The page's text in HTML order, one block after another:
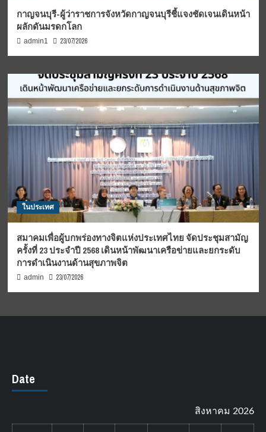
กาญจนบุรี-ผู้ว่าราชการจังหวัดกาญจนบุรีชี้แจงชัดเจนเดินหน้า
ผลักดันมรดกโลก
admin1 23/07/2026
ในประเทศ
สมาคมเพื่อผู้บกพร่องทางจิตแห่งประเทศไทย จัดประชุมสามัญ
ครั้งที่ 23 ประจำปี 2568 เดินหน้าพัฒนาเครือข่ายและยกระดับ
การดำเนินงานด้านสุขภาพจิต
admin 23/07/2026
Date
สิงหาคม 2026